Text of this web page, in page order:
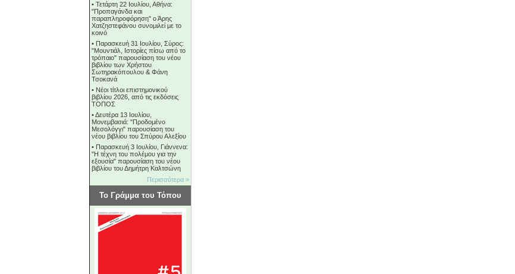
• Τετάρτη 22 Ιουλίου, Αθήνα:
"Προπαγάνδα και
παραπληροφόρηση" ο Άρης
Χατζηστεφάνου συνομιλεί με το
κοινό
• Παρασκευή 31 Ιουλίου, Σύρος:
"Μουντιάλ, Ιστορίες πίσω από το
τρόπαιο" παρουσίαση του νέου
βιβλίου των Χρήστου
Σωτηρακόπουλου & Φάνη
Τσοκανά
• Νέοι τίτλοι επιστημονικού
βιβλίου 2026, από τις εκδόσεις
ΤΟΠΟΣ
•Δευτέρα 13 Ιουλίου,
Μονεμβασιά: "Προδομένο
Μεσολόγγι" παρουσίαση του
νέου βιβλίου του Σπύρου Αλεξίου
• Παρασκευή 3 Ιουλίου, Γιάννενα:
"Η τέχνη του πολέμου για την
εξουσία" παρουσίαση του νέου
βιβλίου του Δημήτρη Καλτσώνη
Περισσότερα »
Το Γράμμα του Τόπου